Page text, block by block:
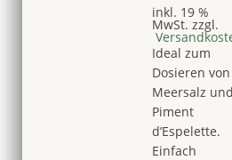
inkl. 19 %
MwSt. zzgl.
Ideal zum
Dosieren von
Meersalz und
Piment
d’Espelette.
Einfach